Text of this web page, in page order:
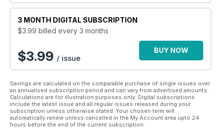
3 MONTH DIGITAL SUBSCRIPTION
$3.99 billed every 3 months
$3.99 / issue
BUY NOW
Savings are calculated on the comparable purchase of single issues over
an annualised subscription period and can vary from advertised amounts.
Calculations are for illustration purposes only. Digital subscriptions
include the latest issue and all regular issues released during your
subscription unless otherwise stated. Your chosen term will
automatically renew unless cancelled in the My Account area upto 24
hours before the end of the current subscription.